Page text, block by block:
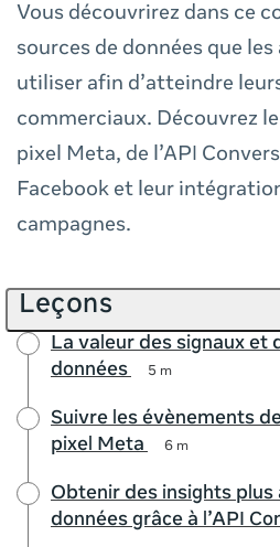
Vous découvrirez dans ce
sources de données que
utiliser afin d’atteindre
commerciaux. Découvrez
pixel Meta, de l’API
Facebook et leur
campagnes.
Leçons
La valeur des signaux et
données
5 m
Suivre les évènements
pixel Meta
6 m
Obtenir des insights
données grâce à l’API